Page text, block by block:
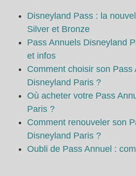
Disneyland Pass : la
Silver et Bronze
Pass Annuels Disneyland
et infos
Comment choisir son Pass
Disneyland Paris ?
Où acheter votre Pass
Paris ?
Comment renouveler son
Disneyland Paris ?
Oubli de Pass Annuel :